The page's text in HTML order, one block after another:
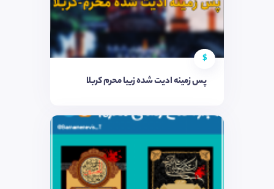
$
پس زمینه ادیت شده زیبا محرم کربلا